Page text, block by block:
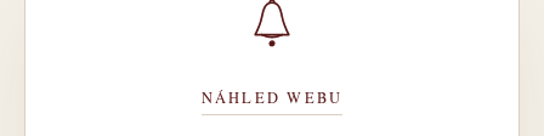
NÁHLED WEBU